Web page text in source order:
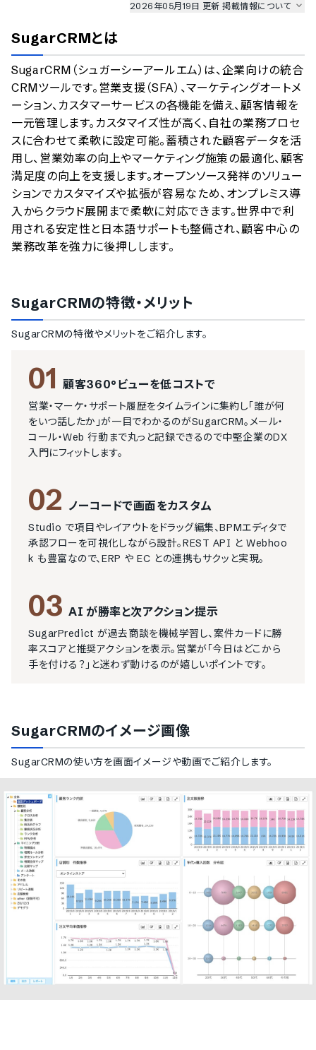
2026年05月19日 更新掲載情報について
のサービスデータを参照しています。
情報更新者：業界DX最強ナビ編集部 情報取得元 掲載修正依頼
SugarCRMとは
SugarCRM（シュガーシーアールエム）は、企業向けの統合
CRMツールです。営業支援（SFA）、マーケティングオートメ
ーション、カスタマーサービスの各機能を備え、顧客情報を
一元管理します。カスタマイズ性が高く、自社の業務プロセ
スに合わせて柔軟に設定可能。蓄積された顧客データを活
用し、営業効率の向上やマーケティング施策の最適化、顧客
満足度の向上を支援します。オープンソース発祥のソリュー
ションでカスタマイズや拡張が容易なため、オンプレミス導
入からクラウド展開まで柔軟に対応できます。世界中で利
用される安定性と日本語サポートも整備され、顧客中心の
業務改革を強力に後押しします。
SugarCRMの特徴・メリット
SugarCRMの特徴やメリットをご紹介します。
01 顧客360°ビューを低コストで
営業・マーケ・サポート履歴をタイムラインに集約し「誰が何
をいつ話したか」が一目でわかるのがSugarCRM。メール・
コール・Web 行動まで丸っと記録できるので中堅企業のDX
入門にフィットします。
02 ノーコードで画面をカスタム
Studio で項目やレイアウトをドラッグ編集、BPMエディタで
承認フローを可視化しながら設計。REST API と Webhoo
k も豊富なので、ERP や EC との連携もサクッと実現。
03 AI が勝率と次アクション提示
SugarPredict が過去商談を機械学習し、案件カードに勝
率スコアと推奨アクションを表示。営業が「今日はどこから
手を付ける？」と迷わず動けるのが嬉しいポイントです。
SugarCRMのイメージ画像
SugarCRMの使い方を画面イメージや動画でご紹介します。